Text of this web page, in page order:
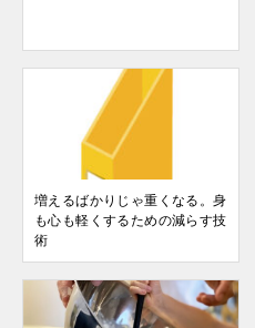
増えるばかりじゃ重くなる。身
も心も軽くするための減らす技
術